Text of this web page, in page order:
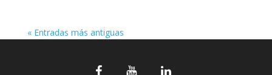
« Entradas más antiguas